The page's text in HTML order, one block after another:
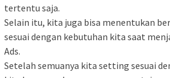
tertentu saja.
Selain itu, kita juga bisa menentukan
sesuai dengan kebutuhan kita saat
Ads.
Setelah semuanya kita setting sesuai